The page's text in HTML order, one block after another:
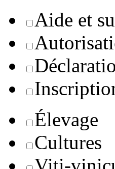
Aide et
Élevage
Cultures